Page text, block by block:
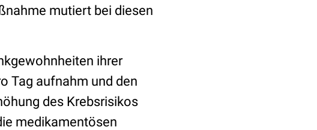
mutiert bei diesen
ihrer
Tag aufnahm und den
des Krebsrisikos
medikamentösen